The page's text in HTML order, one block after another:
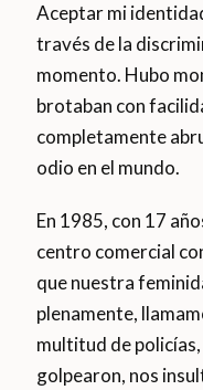
Aceptar mi
través de la
momento. Hubo
brotaban con
completamente
odio en el mundo.
En 1985, con 17
centro comercial
que nuestra
plenamente,
multitud de
golpearon, nos